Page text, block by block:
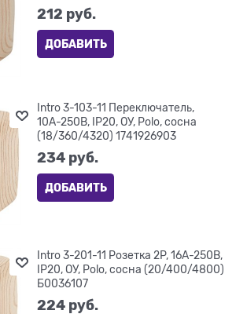
212 руб.
ДОБАВИТЬ
Intro 3-103-11 Переключатель,
10А-250В, IP20, ОУ, Polo, сосна
(18/360/4320) 1741926903
234 руб.
ДОБАВИТЬ
Intro 3-201-11 Розетка 2P, 16А-250В,
IP20, ОУ, Polo, сосна (20/400/4800)
Б0036107
224 руб.